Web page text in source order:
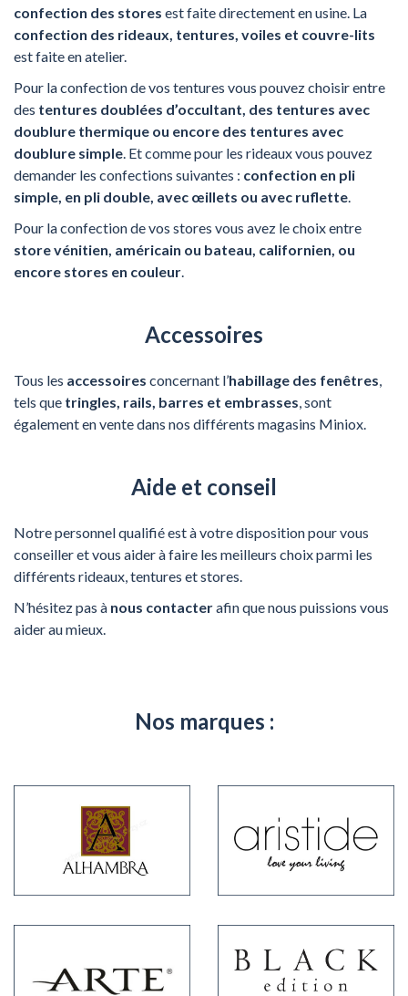
confection des stores est faite directement en usine. La
confection des rideaux, tentures, voiles et couvre-lits
est faite en atelier.
Pour la confection de vos tentures vous pouvez choisir entre
des tentures doublées d’occultant, des tentures avec
doublure thermique ou encore des tentures avec
doublure simple. Et comme pour les rideaux vous pouvez
demander les confections suivantes : confection en pli
simple, en pli double, avec œillets ou avec ruflette.
Pour la confection de vos stores vous avez le choix entre
store vénitien, américain ou bateau, californien, ou
encore stores en couleur.
Accessoires
Tous les accessoires concernant l’habillage des fenêtres,
tels que tringles, rails, barres et embrasses, sont
également en vente dans nos différents magasins Miniox.
Aide et conseil
Notre personnel qualifié est à votre disposition pour vous
conseiller et vous aider à faire les meilleurs choix parmi les
différents rideaux, tentures et stores.
N’hésitez pas à nous contacterafin que nous puissions vous
aider au mieux.
Nos marques :